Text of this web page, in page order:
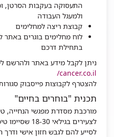
התעסוקה בעקבות הסרטן,
ולמעגל העבודה
קבוצת ריצה למחלימים
לוח מחלימים בוגרים באתר
בתחילת דרכם
ניתן לקבל מידע באתר ולהרשם
cancer.co.il/
להצטרף לקבוצות פייסבוק
תכנית "בוחרים בחיים"
מורכבת מסדרת מפגשי הנחייה,
לצעירים
לסייע להם לגבש חזון אישי